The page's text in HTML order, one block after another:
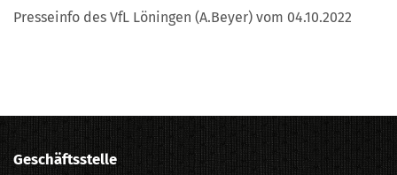
Presseinfo des VfL Löningen (A.Beyer) vom 04.10.2022
Geschäftsstelle